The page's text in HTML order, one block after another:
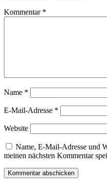
Kommentar *
Name *
E-Mail-Adresse *
Website
Name, E-Mail-Adresse und
meinen nächsten Kommentar